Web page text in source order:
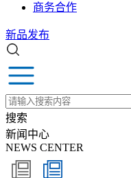
商务合作
新品发布
搜索
新闻中心
NEWS CENTER